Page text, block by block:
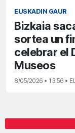
EUSKADIN GAUR
Bizkaia
sortea un
celebrar el
Museos
8/05/2026 • 13:56 •